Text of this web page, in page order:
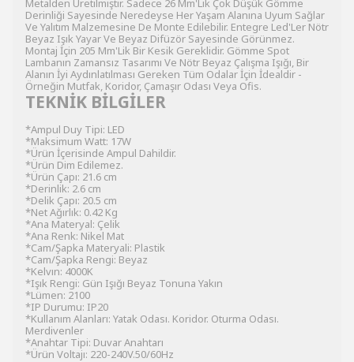
Metalden Üretilmiştir. Sadece 26 Mm'Lik Çok Düşük Gömme
Derinliği Sayesinde Neredeyse Her Yaşam Alanına Uyum Sağlar
Ve Yalıtım Malzemesine De Monte Edilebilir. Entegre Led'Ler Nötr
Beyaz Işık Yayar Ve Beyaz Difüzör Sayesinde Görünmez.
Montaj İçin 205 Mm'Lik Bir Kesik Gereklidir. Gömme Spot
Lambanın Zamansız Tasarımı Ve Nötr Beyaz Çalışma Işığı, Bir
Alanın İyi Aydınlatılması Gereken Tüm Odalar İçin İdealdir -
Örneğin Mutfak, Koridor, Çamaşır Odası Veya Ofis.
TEKNİK BİLGİLER
*Ampul Duy Tipi: LED
*Maksimum Watt: 17W
*Ürün İçerisinde Ampul Dahildir.
*Ürün Dim Edilemez.
*Ürün Çapı: 21.6 cm
*Derinlik: 2.6 cm
*Delik Çapı: 20.5 cm
*Net Ağırlık: 0.42 Kg
*Ana Materyal: Çelik
*Ana Renk: Nikel Mat
*Cam/Şapka Materyali: Plastik
*Cam/Şapka Rengi: Beyaz
*Kelvın: 4000K
*Işık Rengi: Gün Işığı Beyaz Tonuna Yakın
*Lümen: 2100
*IP Durumu: IP20
*Kullanım Alanları: Yatak Odası. Koridor. Oturma Odası.
Merdivenler
*Anahtar Tipi: Duvar Anahtarı
*Ürün Voltajı: 220-240V.50/60Hz